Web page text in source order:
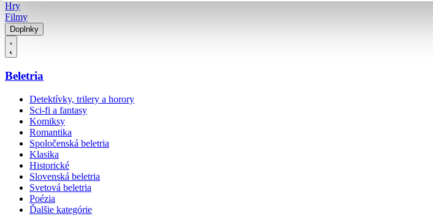
Hry
Filmy
Doplnky
Beletria
Detektívky, trilery a horory
Sci-fi a fantasy
Komiksy
Romantika
Spoločenská beletria
Klasika
Historické
Slovenská beletria
Svetová beletria
Poézia
Ďalšie kategórie